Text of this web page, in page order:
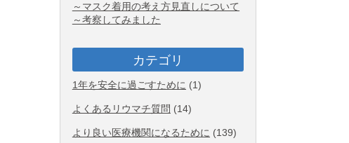
～マスク着用の考え方見直しについて
～考察してみました
カテゴリ
1年を安全に過ごすために (1)
よくあるリウマチ質問 (14)
より良い医療機関になるために (139)